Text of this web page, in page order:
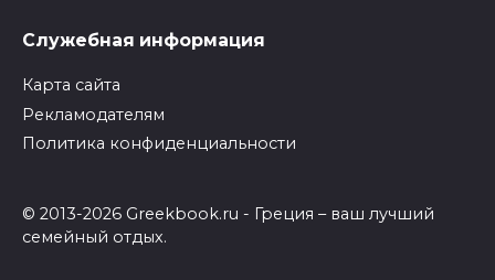
Служебная информация
Карта сайта
Рекламодателям
Политика конфиденциальности
© 2013-2026 Greekbook.ru - Греция – ваш лучший
семейный отдых.